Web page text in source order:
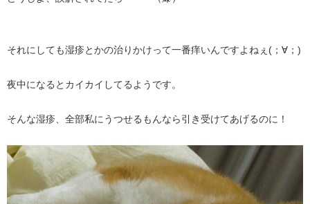
それにしても湿疹とかの治りかけって一番痒いんですよねぇ(；∀；)
夜中になるとカイカイしてるようです。
そんな湿疹、全部私にうつせるもんなら引き受けてあげるのに！